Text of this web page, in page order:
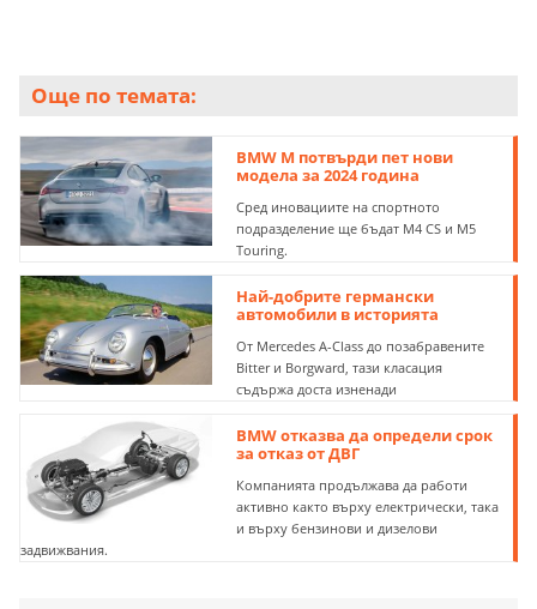
Още по темата:
BMW M потвърди пет нови
модела за 2024 година
Сред иновациите на спортното
подразделение ще бъдат M4 CS и M5
Touring.
Най-добрите германски
автомобили в историята
От Mercedes A-Class до позабравените
Bitter и Borgward, тази класация
съдържа доста изненади
BMW отказва да определи срок
за отказ от ДВГ
Компанията продължава да работи
активно както върху електрически, така
и върху бензинови и дизелови
задвижвания.